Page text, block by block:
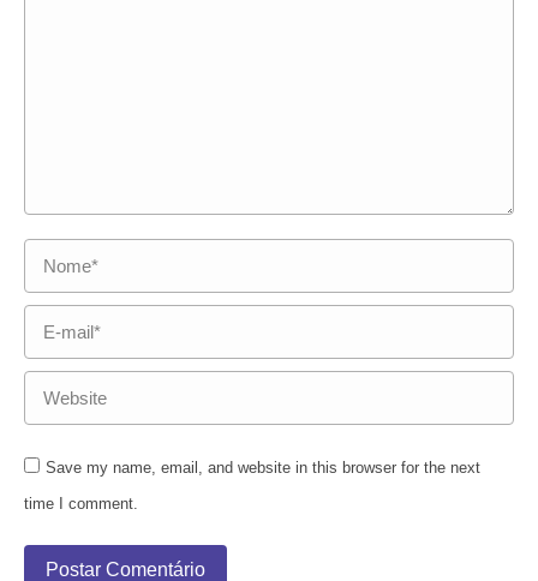
Nome *
E-mail *
Website
Save my name, email, and website in this browser for the next
time I comment.
Postar Comentário